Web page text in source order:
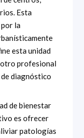
Esta
la
esta unidad
otro profesional
diagnóstico
de bienestar
es ofrecer
patologías